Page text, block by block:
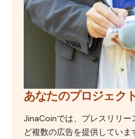
あなたのプロジェク
JinaCoinでは、プレスリリー
ど複数の広告を提供してい